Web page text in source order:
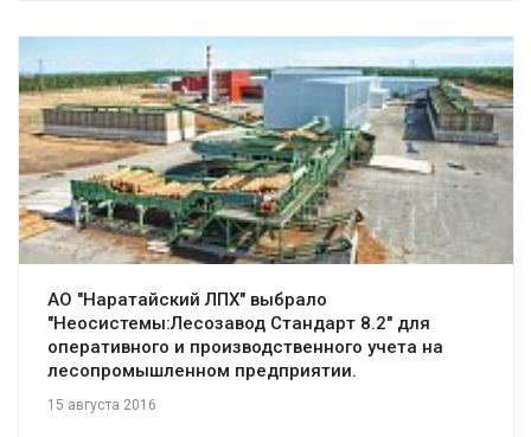
Смотреть проект
АО "Наратайский ЛПХ" выбрало
"Неосистемы:Лесозавод Стандарт 8.2" для
оперативного и производственного учета на
лесопромышленном предприятии.
15 августа 2016